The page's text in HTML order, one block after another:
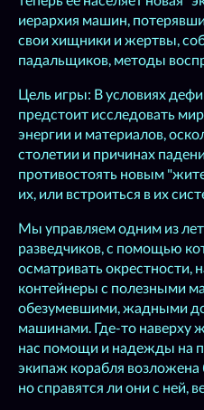
иерархия машин,
свои хищники и жертвы,
падальщиков, методы
Цель игры: В условиях
предстоит исследовать
энергии и материалов,
столетии и причинах
противостоять новым
их, или встроиться в их
Мы управляем одним из
разведчиков, с помощью
осматривать окрестности,
контейнеры с полезными
обезумевшими, жадными
машинами. Где-то наверху
нас помощи и надежды на
экипаж корабля возложена
но справятся ли они с ней,